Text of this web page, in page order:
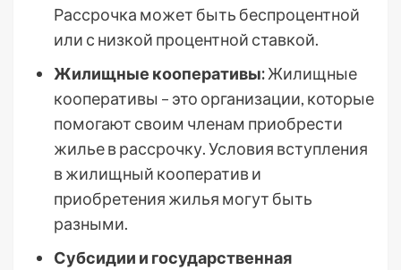
Рассрочка может быть беспроцентной
или с низкой процентной ставкой.
Жилищные кооперативы:Жилищные
кооперативы – это организации, которые
помогают своим членам приобрести
жилье в рассрочку. Условия вступления
в жилищный кооператив и
приобретения жилья могут быть
разными.
Субсидии и государственная